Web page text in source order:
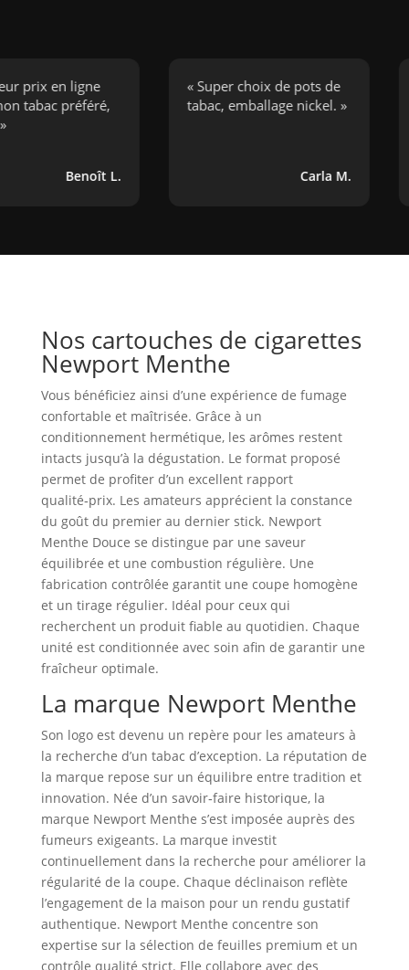
en ligne
préféré,
Benoît L.
« Super choix de pots de
tabac, emballage nickel. »
Carla M.
Nos cartouches de cigarettes
Newport Menthe
Vous bénéficiez ainsi d’une expérience de fumage
confortable et maîtrisée. Grâce à un
conditionnement hermétique, les arômes restent
intacts jusqu’à la dégustation. Le format proposé
permet de profiter d’un excellent rapport
qualité‑prix. Les amateurs apprécient la constance
du goût du premier au dernier stick. Newport
Menthe Douce se distingue par une saveur
équilibrée et une combustion régulière. Une
fabrication contrôlée garantit une coupe homogène
et un tirage régulier. Idéal pour ceux qui
recherchent un produit fiable au quotidien. Chaque
unité est conditionnée avec soin afin de garantir une
fraîcheur optimale.
La marque Newport Menthe
Son logo est devenu un repère pour les amateurs à
la recherche d’un tabac d’exception. La réputation de
la marque repose sur un équilibre entre tradition et
innovation. Née d’un savoir‑faire historique, la
marque Newport Menthe s’est imposée auprès des
fumeurs exigeants. La marque investit
continuellement dans la recherche pour améliorer la
régularité de la coupe. Chaque déclinaison reflète
l’engagement de la maison pour un rendu gustatif
authentique. Newport Menthe concentre son
expertise sur la sélection de feuilles premium et un
contrôle qualité strict. Elle collabore avec des